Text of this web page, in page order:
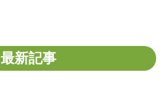
最新記事